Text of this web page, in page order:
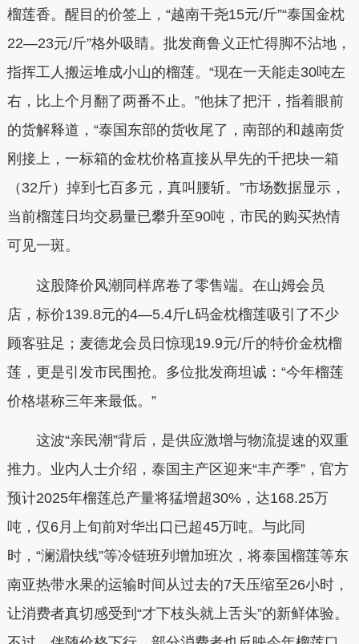
榴莲香。醒目的价签上，“越南干尧15元/斤”“泰国金枕
22—23元/斤”格外吸睛。批发商鲁义正忙得脚不沾地，
指挥工人搬运堆成小山的榴莲。“现在一天能走30吨左
右，比上个月翻了两番不止。”他抹了把汗，指着眼前
的货解释道，“泰国东部的货收尾了，南部的和越南货
刚接上，一标箱的金枕价格直接从早先的千把块一箱
（32斤）掉到七百多元，真叫腰斩。”市场数据显示，
当前榴莲日均交易量已攀升至90吨，市民的购买热情
可见一斑。
这股降价风潮同样席卷了零售端。在山姆会员
店，标价139.8元的4—5.4斤L码金枕榴莲吸引了不少
顾客驻足；麦德龙会员日惊现19.9元/斤的特价金枕榴
莲，更是引发市民围抢。多位批发商坦诚：“今年榴莲
价格堪称三年来最低。”
这波“亲民潮”背后，是供应激增与物流提速的双重
推力。业内人士介绍，泰国主产区迎来“丰产季”，官方
预计2025年榴莲总产量将猛增超30%，达168.25万
吨，仅6月上旬前对华出口已超45万吨。与此同
时，“澜湄快线”等冷链班列增加班次，将泰国榴莲等东
南亚热带水果的运输时间从过去的7天压缩至26小时，
让消费者真切感受到“才下枝头就上舌头”的新鲜体验。